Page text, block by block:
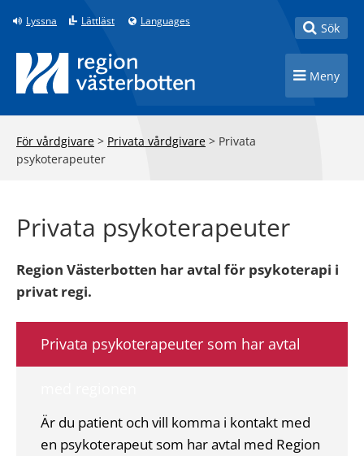
Till innehåll på sidan
Lyssna Lättläst Languages Toggle
Sök
Toggle
Meny
För vårdgivare > Privata vårdgivare > Privata
psykoterapeuter
Privata psykoterapeuter
Region Västerbotten har avtal för psykoterapi i
privat regi.
Privata psykoterapeuter som har avtal
Är du patient och vill komma i kontakt med
en psykoterapeut som har avtal med Region